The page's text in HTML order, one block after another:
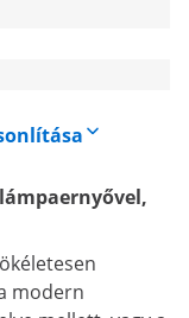
modern